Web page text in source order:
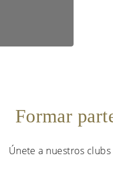
Formar
Únete a nuestros